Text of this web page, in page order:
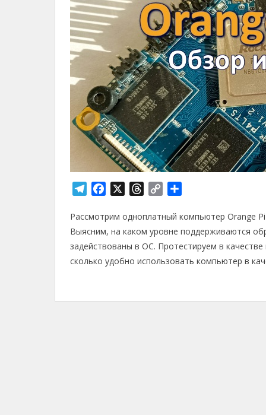
l
e
g
r
c
e
b
o
r
e
a
d
p
y
L
i
п
р
а
в
ь
Рассмотрим одноплатный компьютер Orange
Выясним, на каком уровне поддерживаются
задействованы в ОС. Протестируем в
сколько удобно использовать компьютер в